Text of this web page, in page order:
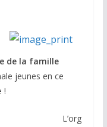
de la famille
jeunes en ce
!
L’org